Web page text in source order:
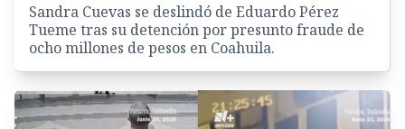
Sandra Cuevas se deslindó de Eduardo Pérez
Tueme tras su detención por presunto fraude de
ocho millones de pesos en Coahuila.